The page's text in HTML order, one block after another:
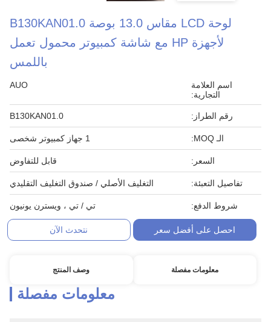
لوحة LCD مقاس 13.0 بوصة B130KAN01.0
لأجهزة HP مع شاشة كمبيوتر محمول تعمل
باللمس
اسم العلامة
التجارية:
AUO
رقم الطراز: B130KAN01.0
الـ MOQ: 1 جهاز كمبيوتر شخصى
السعر: قابل للتفاوض
تفاصيل التعبئة: التغليف الأصلي / صندوق التغليف التقليدي
شروط الدفع: تي / تي ، ويسترن يونيون
احصل على أفضل سعر نتحدث الآن
معلومات مفصلة وصف المنتج
معلومات مفصلة